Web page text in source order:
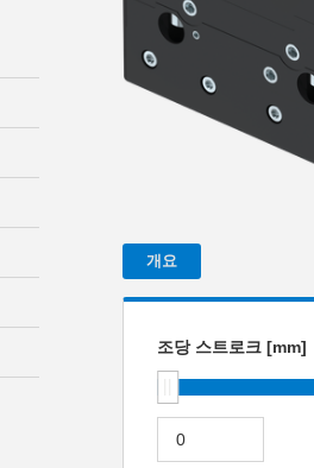
개요
조당 스트로크 [mm]